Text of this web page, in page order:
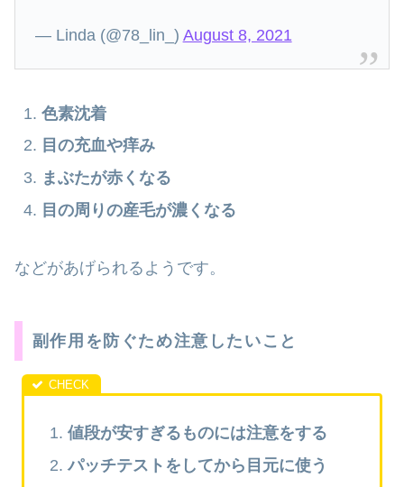
— Linda (@78_lin_) August 8, 2021
色素沈着
目の充血や痒み
まぶたが赤くなる
目の周りの産毛が濃くなる
などがあげられるようです。
副作用を防ぐため注意したいこと
値段が安すぎるものには注意をする
パッチテストをしてから目元に使う